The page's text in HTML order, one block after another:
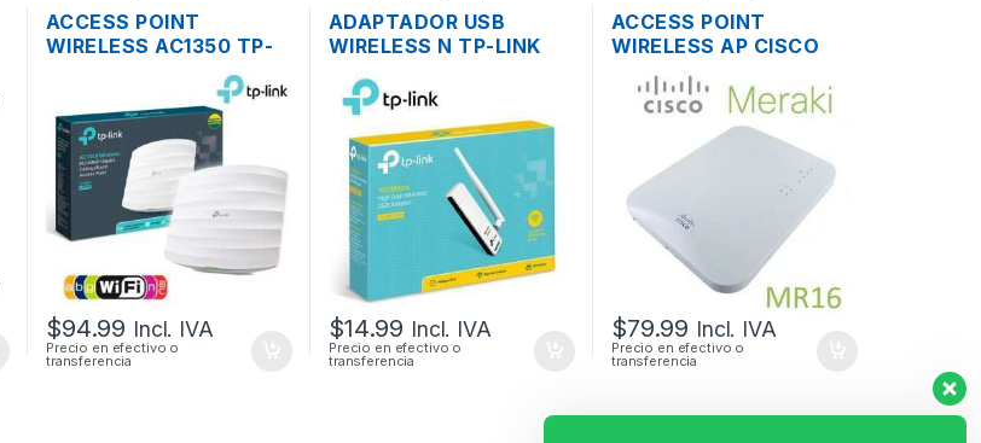
ACCESS POINT
WIRELESS AC1350 TP-
LINK EAP225 DUAL
BAND 1350MBPS
GIGABIT SOPORTA POE
MONTAJE EN TECHO
$94.99 Incl. IVA
Precio en efectivo o
transferencia
ADAPTADOR USB
WIRELESS N TP-LINK
ANTENA ALTA
GANANCIA
$14.99 Incl. IVA
Precio en efectivo o
transferencia
ACCESS POINT
WIRELESS AP CISCO
MERAKI MR16 DUAL
BAND 600 MBPS
SOPORTE POE
OUTDOOR
$79.99 Incl. IVA
Precio en efectivo o
transferencia